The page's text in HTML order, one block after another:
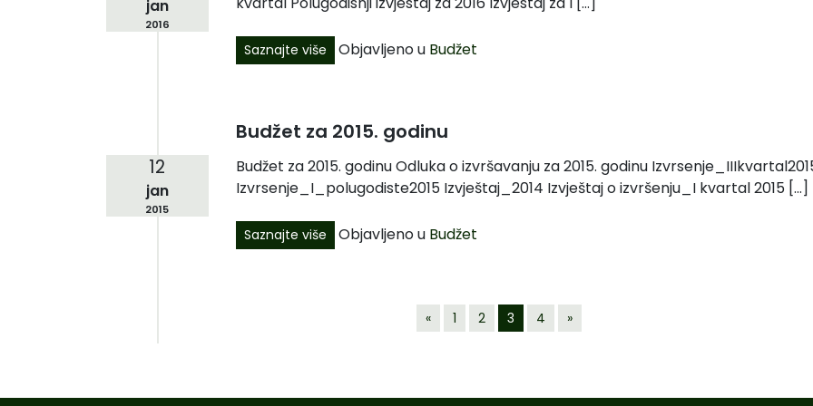
jan
2016
Saznajte više Objavljeno u Budžet
12
jan
2015
Budžet za 2015. godinu
Budžet za 2015. godinu Odluka o izvršavanju za 2015. godinu
Izvrsenje_I_polugodiste2015 Izvještaj_2014 Izvještaj o izvršenju_I kvartal 2015 […]
Saznajte više Objavljeno u Budžet
« 1 2 3 4 »